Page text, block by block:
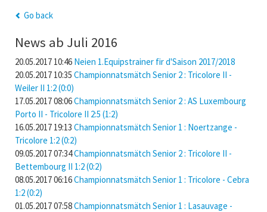
Go back
News ab Juli 2016
20.05.2017 10:46 Neien 1.Equipstrainer fir d'Saison 2017/2018
20.05.2017 10:35 Championnatsmätch Senior 2 : Tricolore II -
Weiler II 1:2 (0:0)
17.05.2017 08:06Championnatsmätch Senior 2 : AS Luxembourg
Porto II - Tricolore II 2:5 (1:2)
16.05.2017 19:13 Championnatsmätch Senior 1 : Noertzange -
Tricolore 1:2 (0:2)
09.05.2017 07:34Championnatsmätch Senior 2 : Tricolore II -
Bettembourg II 1:2 (0:2)
08.05.2017 06:16Championnatsmätch Senior 1 : Tricolore - Cebra
1:2 (0:2)
01.05.2017 07:58Championnatsmätch Senior 1 : Lasauvage -